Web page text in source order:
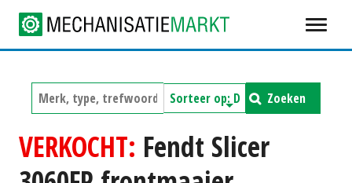
Zoeken
VERKOCHT: Fendt Slicer